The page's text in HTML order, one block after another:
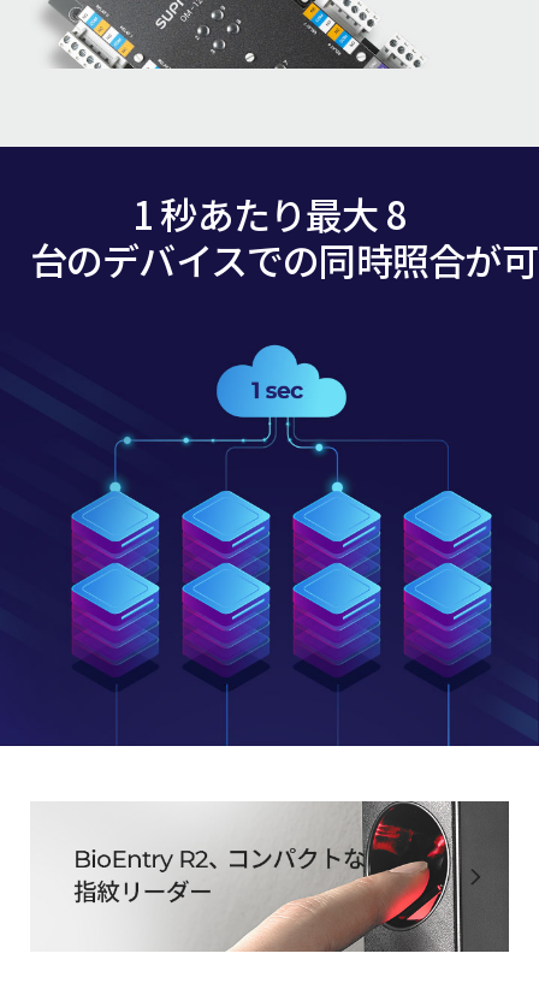
1 秒あたり最大 8
台のデバイスでの同時照合が